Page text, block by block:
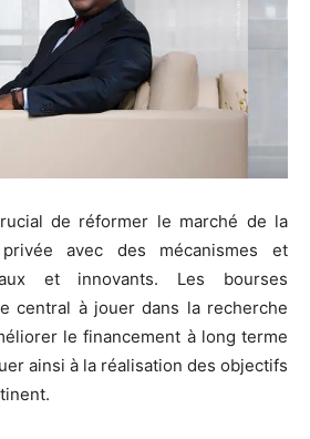
de réformer le marché de la
avec des mécanismes et
et innovants. Les bourses
central à jouer dans la recherche
le financement à long terme
ainsi à la réalisation des objectifs